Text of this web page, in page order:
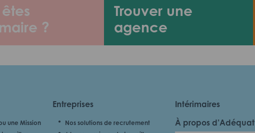
?
Trouver une
agence
une Mission
Entreprises
Nos solutions de recrutement
Intérimaires
À propos d’Adéquat